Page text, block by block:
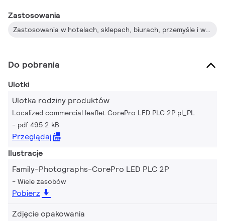
Zastosowania
Zastosowania w hotelach, sklepach, biurach, przemyśle i w mieszkaniach
Do pobrania
Ulotki
Ulotka rodziny produktów
Localized commercial leaflet CorePro LED PLC 2P pl_PL
pdf 495.2 kB
Przeglądaj
Ilustracje
Family-Photographs-CorePro LED PLC 2P
Wiele zasobów
Pobierz
Zdjęcie opakowania